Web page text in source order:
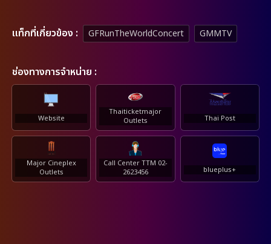
เเท็กที่เกี่ยวข้อง : GFRunTheWorldConcert GMMTV
ช่องทางการจำหน่าย :
Website
Thaiticketmajor
Outlets
Thai Post
Major Cineplex
Outlets
Call Center TTM 02-
2623456
blueplus+